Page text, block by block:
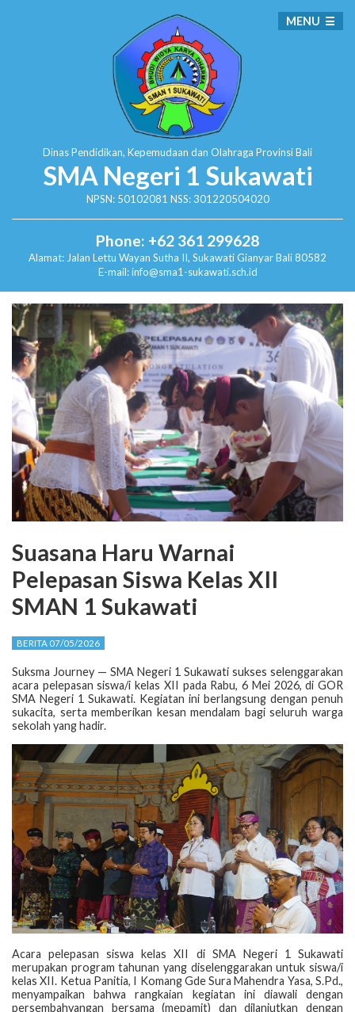
Dinas Pendidikan, Kepemudaan dan Olahraga Provinsi Bali
SMA Negeri 1 Sukawati
NPSN: 50102081 NSS: 301220504020
Phone: +62 361 299628
Alamat: Jalan Lettu Wayan Sutha II, SukawatiGianyar Bali 80582
E-mail: info@sma1-sukawati.sch.id
MENU
Suasana Haru Warnai
Pelepasan Siswa Kelas XII
SMAN 1 Sukawati
BERITA 07/05/2026
Suksma Journey — SMA Negeri 1 Sukawati sukses selenggarakan
acara pelepasan siswa/i kelas XII pada Rabu, 6 Mei 2026, di GOR
SMA Negeri 1 Sukawati. Kegiatan ini berlangsung dengan penuh
sukacita, serta memberikan kesan mendalam bagi seluruh warga
sekolah yang hadir.
Acara pelepasan siswa kelas XII di SMA Negeri 1 Sukawati
merupakan program tahunan yang diselenggarakan untuk siswa/i
kelas XII. Ketua Panitia, I Komang Gde Sura Mahendra Yasa, S.Pd.,
menyampaikan bahwa rangkaian kegiatan ini diawali dengan
persembahyangan bersama (mepamit) dan dilanjutkan dengan